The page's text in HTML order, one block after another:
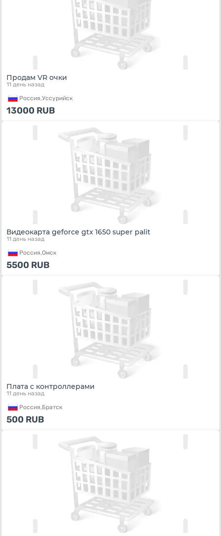
Продам VR очки
11 день назад
Россия,Уссурийск
13000 RUB
Видеокарта geforce gtx 1650 super palit
11 день назад
Россия,Омск
5500 RUB
Плата с контроллерами
11 день назад
Россия,Братск
500 RUB